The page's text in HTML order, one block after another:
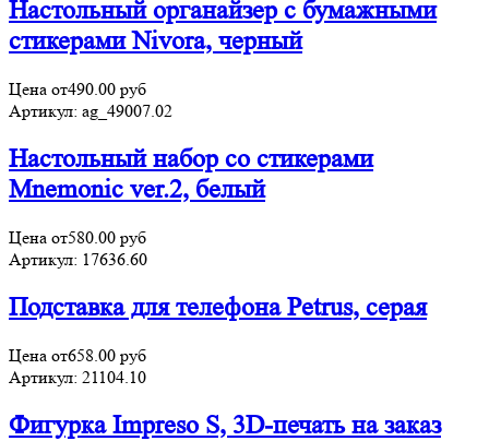
Настольный органайзер с бумажными
стикерами Nivora, черный
Цена от490.00 руб
Артикул: ag_49007.02
Настольный набор со стикерами
Mnemonic ver.2, белый
Цена от580.00 руб
Артикул: 17636.60
Подставка для телефона Petrus, серая
Цена от658.00 руб
Артикул: 21104.10
Фигурка Impreso S, 3D-печать на заказ